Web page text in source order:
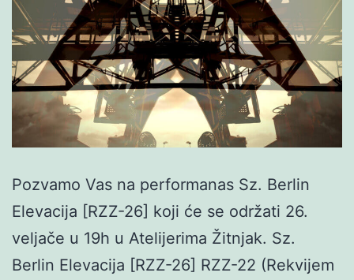
Pozvamo Vas na performanas Sz. Berlin
Elevacija [RZZ-26] koji će se održati 26.
veljače u 19h u Atelijerima Žitnjak. Sz.
Berlin Elevacija [RZZ-26] RZZ-22 (Rekvijem